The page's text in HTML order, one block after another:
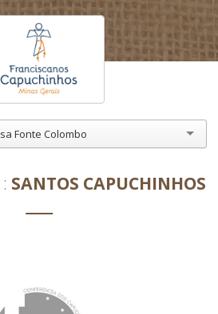
Fonte Colombo
SANTOS CAPUCHINHOS